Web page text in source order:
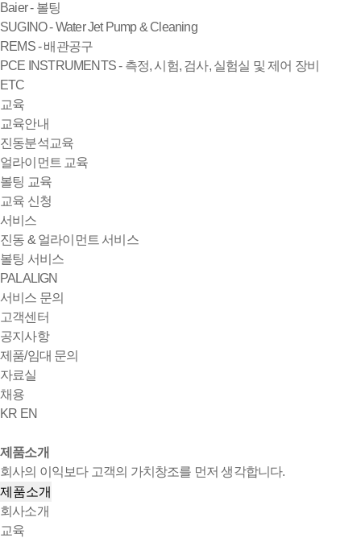
Baier - 볼팅
SUGINO - Water Jet Pump & Cleaning
REMS - 배관공구
PCE INSTRUMENTS - 측정, 시험, 검사, 실험실 및 제어 장비
ETC
교육
교육안내
진동분석교육
얼라이먼트 교육
볼팅 교육
교육 신청
서비스
진동 & 얼라이먼트 서비스
볼팅 서비스
PALALIGN
서비스 문의
고객센터
공지사항
제품/임대 문의
자료실
채용
KR EN
제품소개
회사의 이익보다 고객의 가치창조를 먼저 생각합니다.
제품소개
회사소개
교육